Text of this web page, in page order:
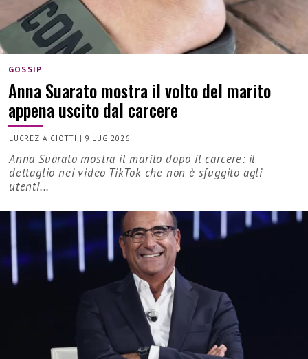
GOSSIP
Anna Suarato mostra il volto del marito
appena uscito dal carcere
LUCREZIA CIOTTI | 9 LUG 2026
Anna Suarato mostra il marito dopo il carcere: il
dettaglio nei video TikTok che non è sfuggito agli
utenti...